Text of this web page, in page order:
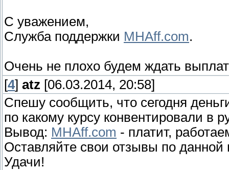
С уважением,
Служба поддержки MHAff.com.
Очень не плохо будем ждать
[4] atz [06.03.2014, 20:58]
Спешу сообщить, что сегодня
по какому курсу конвентировали в
Вывод: MHAff.com - платит,
Оставляйте свои отзывы по данной
Удачи!